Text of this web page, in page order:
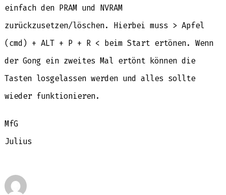
einfach den PRAM und NVRAM
zurückzusetzen/löschen. Hierbei muss > Apfel
(cmd) + ALT + P + R < beim Start ertönen. Wenn
der Gong ein zweites Mal ertönt können die
Tasten losgelassen werden und alles sollte
wieder funktionieren.
MfG
Julius